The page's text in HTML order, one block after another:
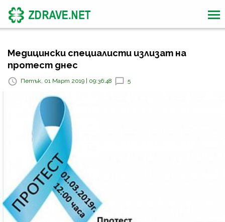
Медицински специалисти излизат на
протест днес
Петък, 01 Март 2019 | 09:36:48 5